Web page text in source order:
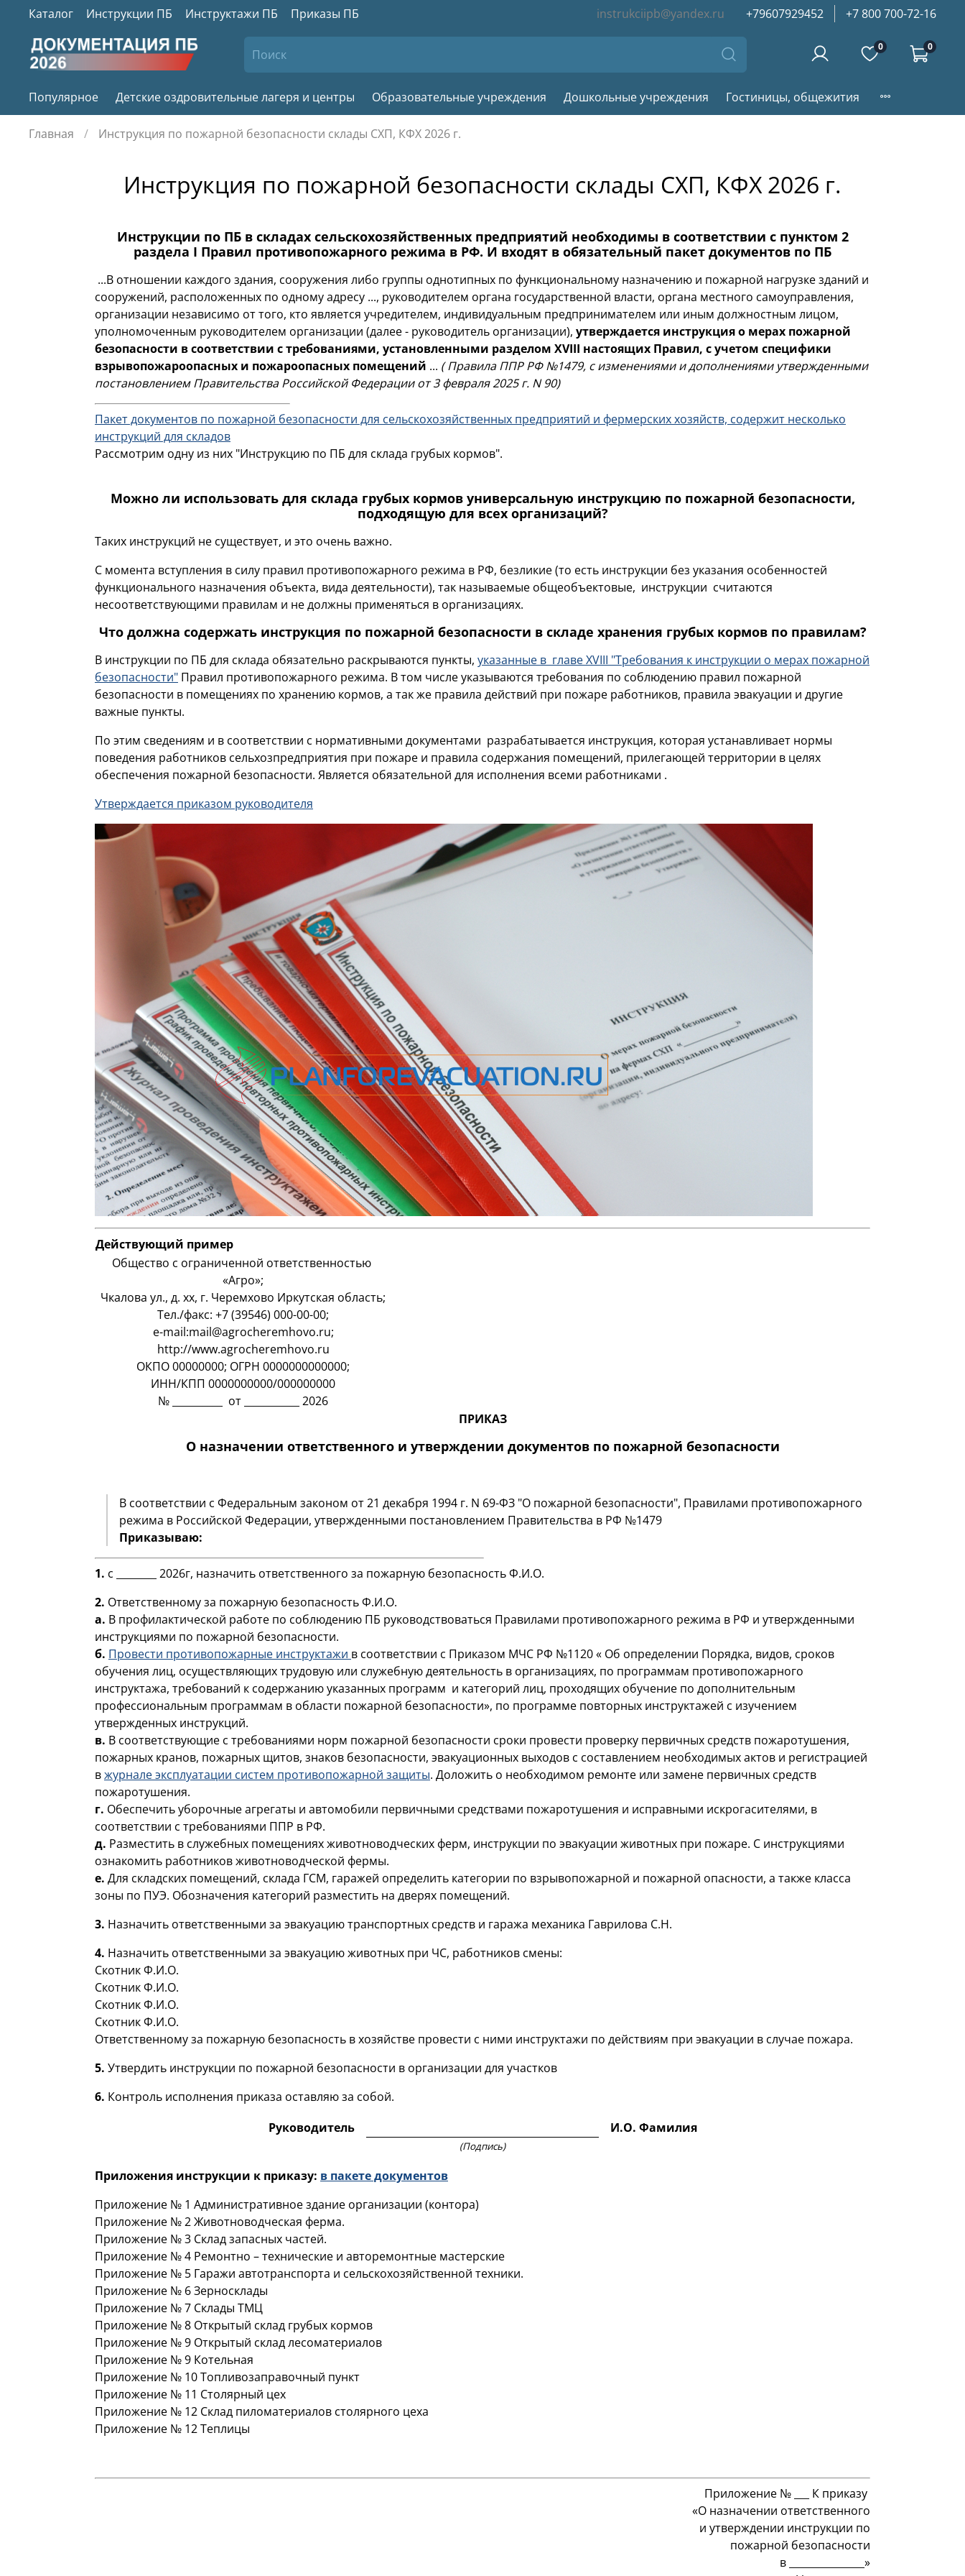
Каталог Инструкции ПБ Инструктажи ПБ Приказы ПБ instrukciipb@yandex.ru +79607929452 +7 800 700-72-16
0 0
Популярное Детские оздровительные лагеря и центры Образовательные учреждения Дошкольные учреждения Гостиницы, общежития
Главная Инструкция по пожарной безопасности склады СХП, КФХ 2026 г.
Инструкция по пожарной безопасности склады СХП, КФХ 2026 г.
Инструкции по ПБ в складах сельскохозяйственных предприятий необходимы в соответствии с пунктом 2
раздела I Правил противопожарного режима в РФ. И входят в обязательный пакет документов по ПБ
...В отношении каждого здания, сооружения либо группы однотипных по функциональному назначению и пожарной нагрузке зданий и
сооружений, расположенных по одному адресу ..., руководителем органа государственной власти, органа местного самоуправления,
организации независимо от того, кто является учредителем, индивидуальным предпринимателем или иным должностным лицом,
уполномоченным руководителем организации (далее - руководитель организации), утверждается инструкция о мерах пожарной
безопасности в соответствии с требованиями, установленными разделом XVIII настоящих Правил, с учетом специфики
взрывопожароопасных и пожароопасных помещений ... ( Правила ППР РФ №1479, с изменениями и дополнениями утвержденными
постановлением Правительства Российской Федерации от 3 февраля 2025 г. N 90)
Пакет документов по пожарной безопасности для сельскохозяйственных предприятий и фермерских хозяйств, содержит несколько
инструкций для складов
Рассмотрим одну из них "Инструкцию по ПБ для склада грубых кормов".
Можно ли использовать для склада грубых кормов универсальную инструкцию по пожарной безопасности,
подходящую для всех организаций?
Таких инструкций не существует, и это очень важно.
С момента вступления в силу правил противопожарного режима в РФ, безликие (то есть инструкции без указания особенностей
функционального назначения объекта, вида деятельности), так называемые общеобъектовые, инструкции считаются
несоответствующими правилам и не должны применяться в организациях.
Что должна содержать инструкция по пожарной безопасности в складе хранения грубых кормов по правилам?
В инструкции по ПБ для склада обязательно раскрываются пункты, указанные в главе XVIII "Требования к инструкции о мерах пожарной
безопасности" Правил противопожарного режима. В том числе указываются требования по соблюдению правил пожарной
безопасности в помещениях по хранению кормов, а так же правила действий при пожаре работников, правила эвакуации и другие
важные пункты.
По этим сведениям и в соответствии с нормативными документами разрабатывается инструкция, которая устанавливает нормы
поведения работников сельхозпредприятия при пожаре и правила содержания помещений, прилегающей территории в целях
обеспечения пожарной безопасности. Является обязательной для исполнения всеми работниками .
Утверждается приказом руководителя
Действующий пример
Общество с ограниченной ответственностью
«Агро»;
Чкалова ул., д. хх, г. Черемхово Иркутская область;
Тел./факс: +7 (39546) 000-00-00;
e-mail:mail@agrocheremhovo.ru;
http://www.agrocheremhovo.ru
ОКПО 00000000; ОГРН 0000000000000;
ИНН/КПП 0000000000/000000000
№ __________ от ___________ 2026
ПРИКАЗ
О назначении ответственного и утверждении документов по пожарной безопасности
В соответствии с Федеральным законом от 21 декабря 1994 г. N 69-ФЗ "О пожарной безопасности", Правилами противопожарного
режима в Российской Федерации, утвержденными постановлением Правительства в РФ №1479
Приказываю:
1. с ________ 2026г, назначить ответственного за пожарную безопасность Ф.И.О.
2. Ответственному за пожарную безопасность Ф.И.О.
а. В профилактической работе по соблюдению ПБ руководствоваться Правилами противопожарного режима в РФ и утвержденными
инструкциями по пожарной безопасности.
б. Провести противопожарные инструктажи в соответствии с Приказом МЧС РФ №1120 « Об определении Порядка, видов, сроков
обучения лиц, осуществляющих трудовую или служебную деятельность в организациях, по программам противопожарного
инструктажа, требований к содержанию указанных программ и категорий лиц, проходящих обучение по дополнительным
профессиональным программам в области пожарной безопасности», по программе повторных инструктажей с изучением
утвержденных инструкций.
в. В соответствующие с требованиями норм пожарной безопасности сроки провести проверку первичных средств пожаротушения,
пожарных кранов, пожарных щитов, знаков безопасности, эвакуационных выходов с составлением необходимых актов и регистрацией
вжурнале эксплуатации систем противопожарной защиты. Доложить о необходимом ремонте или замене первичных средств
пожаротушения.
г. Обеспечить уборочные агрегаты и автомобили первичными средствами пожаротушения и исправными искрогасителями, в
соответствии с требованиями ППР в РФ.
д. Разместить в служебных помещениях животноводческих ферм, инструкции по эвакуации животных при пожаре. С инструкциями
ознакомить работников животноводческой фермы.
е. Для складских помещений, склада ГСМ, гаражей определить категории по взрывопожарной и пожарной опасности, а также класса
зоны по ПУЭ. Обозначения категорий разместить на дверях помещений.
3. Назначить ответственными за эвакуацию транспортных средств и гаража механика Гаврилова С.Н.
4. Назначить ответственными за эвакуацию животных при ЧС, работников смены:
Скотник Ф.И.О.
Скотник Ф.И.О.
Скотник Ф.И.О.
Скотник Ф.И.О.
Ответственному за пожарную безопасность в хозяйстве провести с ними инструктажи по действиям при эвакуации в случае пожара.
5. Утвердить инструкции по пожарной безопасности в организации для участков
6. Контроль исполнения приказа оставляю за собой.
Руководитель
И.О. Фамилия
(Подпись)
Приложения инструкции к приказу: в пакете документов
Приложение № 1 Административное здание организации (контора)
Приложение № 2 Животноводческая ферма.
Приложение № 3 Склад запасных частей.
Приложение № 4 Ремонтно – технические и авторемонтные мастерские
Приложение № 5 Гаражи автотранспорта и сельскохозяйственной техники.
Приложение № 6 Зерносклады
Приложение № 7 Склады ТМЦ
Приложение № 8 Открытый склад грубых кормов
Приложение № 9 Открытый склад лесоматериалов
Приложение № 9 Котельная
Приложение № 10 Топливозаправочный пункт
Приложение № 11 Столярный цех
Приложение № 12 Склад пиломатериалов столярного цеха
Приложение № 12 Теплицы
Приложение № ___ К приказу
«О назначении ответственного
и утверждении инструкции по
пожарной безопасности
в _______________»